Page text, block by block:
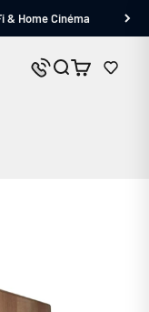
& Home Cinéma
Nous contacter
Panier